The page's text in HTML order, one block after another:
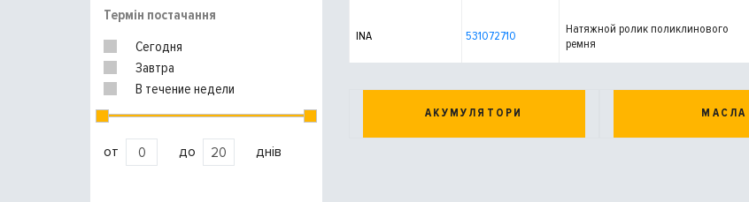
Термін постачання
Сегодня
Завтра
В течение недели
от до днів
INA 531072710
Натяжной ролик поликлинового
ремня
АКУМУЛЯТОРИ МАСЛА